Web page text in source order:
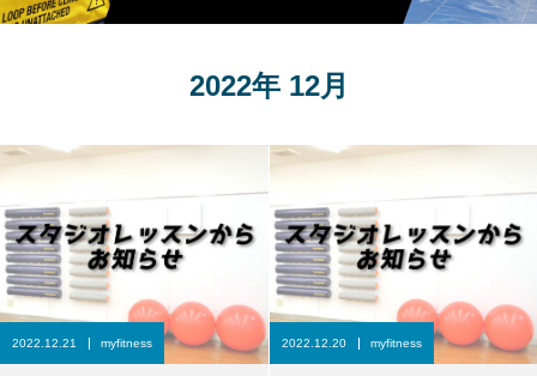
2022年 12月
2022.12.21 myfitness 2022.12.20 myfitness